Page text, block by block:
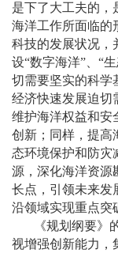
是下了大工夫的，
海洋工作所面临的
科技的发展状况，
设“数字海洋” “
切需要坚实的科学
经济快速发展迫切
维护海洋权益和安
创新；同样，提高
态环境保护和防灾
源，深化海洋资源
长点，引领未来发
沿领域实现重点突
《规划纲要
视增强创新能力，